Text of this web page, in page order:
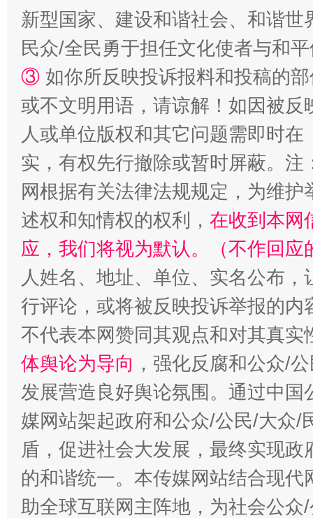
扯下公款旅游的“隐身衣” 如何以
“蜀中异人”王建安的艺术幻境
新型国家、建设和谐社会、和谐
民众/全民勇于担任文化使者与和
③ 如你所反映投诉报料和投稿的
或不文明用语，请谅解！如因被
人或单位版权和其它问题需即时在
实，有权先行撤除或暂时屏蔽。
网根据有关法律法规规定，为维
述权和知情权的权利， 在收到本网
应，我们将视为默认。（不作回应
人姓名、地址、单位、实名公布
行评论，或将被反映投诉举报的
不代表本网赞同其观点和对其真实
体舆论为导向 ，强化反腐和公众/
发展营造良好舆论氛围。通过中
媒网站架起政府和公众/公民/大众/
盾，促进社会大发展，最终实现
的和谐统一。本传媒网站结合现
助全球互联网主阵地，为社会公